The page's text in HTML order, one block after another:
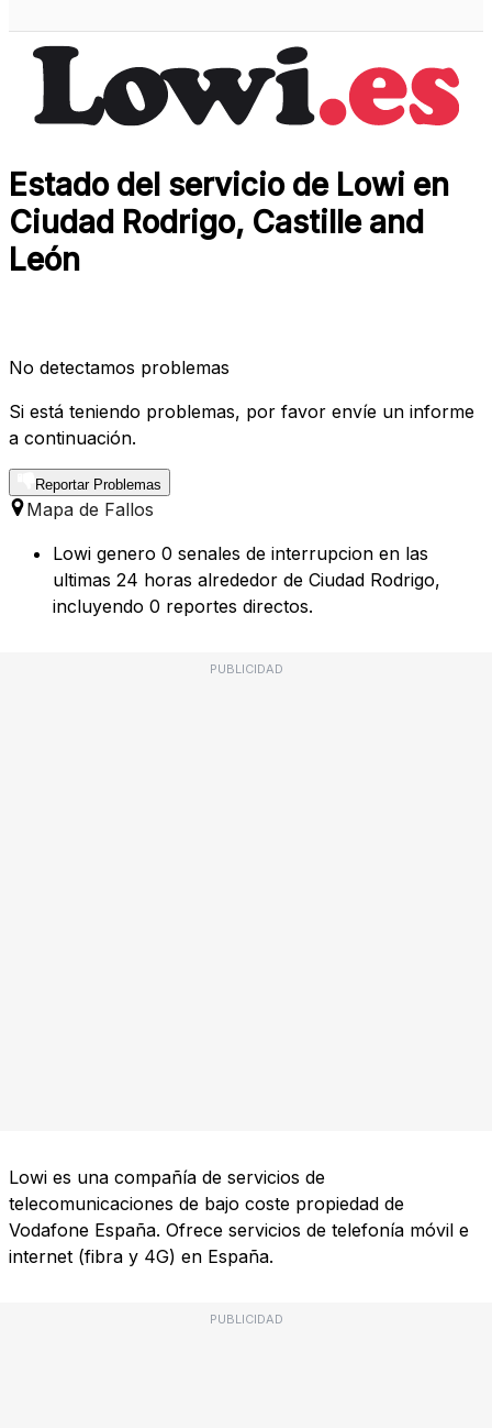
Estado del servicio de Lowi en
Ciudad Rodrigo, Castille and
León
No detectamos problemas
Si está teniendo problemas, por favor envíe un informe
a continuación.
Reportar Problemas
Mapa de Fallos
Lowi genero 0 senales de interrupcion en las
ultimas 24 horas alrededor de Ciudad Rodrigo,
incluyendo 0 reportes directos.
PUBLICIDAD
Lowi es una compañía de servicios de
telecomunicaciones de bajo coste propiedad de
Vodafone España. Ofrece servicios de telefonía móvil e
internet (fibra y 4G) en España.
PUBLICIDAD